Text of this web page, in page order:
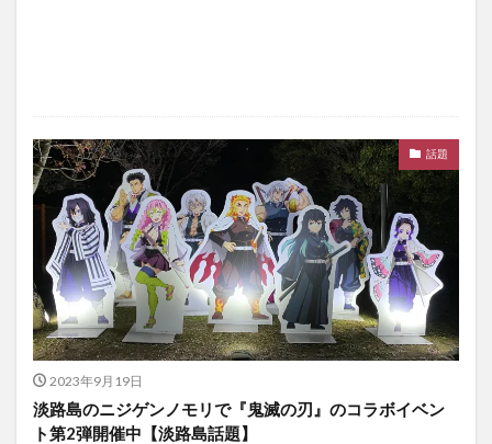
話題
2023年9月19日
淡路島のニジゲンノモリで『鬼滅の刃』のコラボイベン
ト第2弾開催中【淡路島話題】